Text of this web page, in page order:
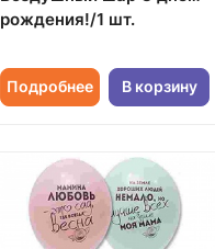
рождения!/1 шт.
Подробнее В корзину